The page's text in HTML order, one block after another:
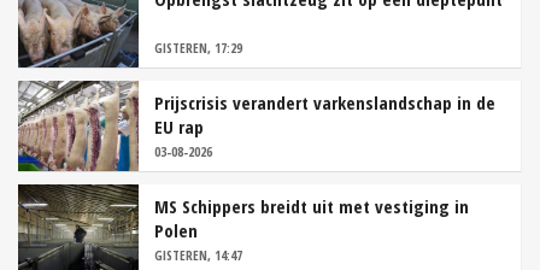
GISTEREN, 17:29
Prijscrisis verandert varkenslandschap in de
EU rap
03-08-2026
MS Schippers breidt uit met vestiging in
Polen
GISTEREN, 14:47